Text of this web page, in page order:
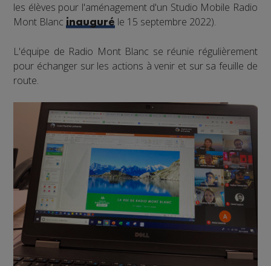
les élèves pour l'aménagement d'un Studio Mobile Radio
Mont Blancinauguré le 15 septembre 2022).
L'équipe de Radio Mont Blanc se réunie régulièrement
pour échanger sur les actions à venir et sur sa feuille de
route.